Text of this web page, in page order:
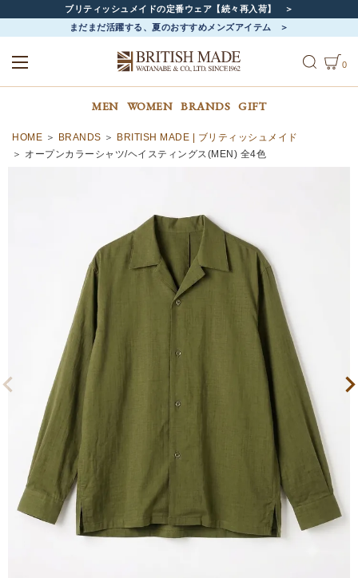
ブリティッシュメイドの定番ウェア【続々再入荷】
まだまだ活躍する、夏のおすすめメンズアイテム
0
MEN WOMEN BRANDS GIFT
HOME BRANDS
BRITISH MADE | ブリティッシュメイド
オープンカラーシャツ/ヘイスティングス(MEN) 全4色